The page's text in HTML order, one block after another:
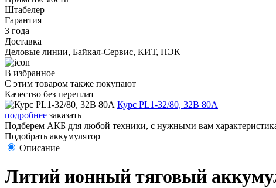
Штабелер
Гарантия
3 года
Доставка
Деловые линии, Байкал-Сервис, КИТ, ПЭК
В избранное
С этим товаром также покупают
Качество без переплат
Курс PL1-32/80, 32В 80А
подробнее заказать
Подберем АКБ для любой техники, с нужными вам
Подобрать аккумулятор
Описание
Литий ионный тяговый